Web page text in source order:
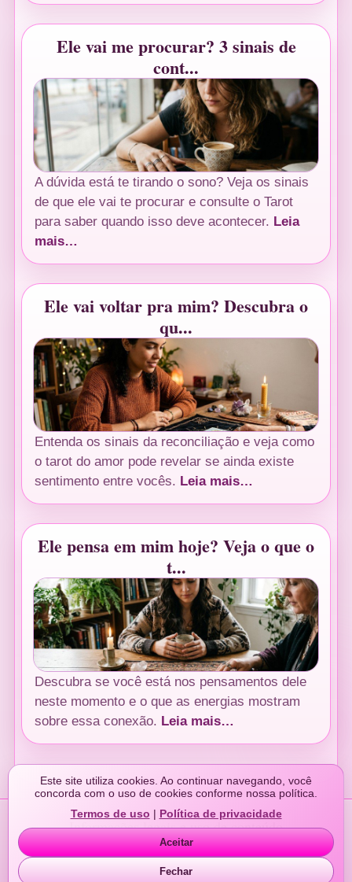
Ele vai me procurar? 3 sinais de
cont...
A dúvida está te tirando o sono? Veja os sinais
de que ele vai te procurar e consulte o Tarot
para saber quando isso deve acontecer. Leia
mais…
Ele vai voltar pra mim? Descubra o
qu...
Entenda os sinais da reconciliação e veja como
o tarot do amor pode revelar se ainda existe
sentimento entre vocês. Leia mais…
Ele pensa em mim hoje? Veja o que o
t...
Descubra se você está nos pensamentos dele
neste momento e o que as energias mostram
sobre essa conexão. Leia mais…
Informações legais e uso de conteúdo
Termos de usoePolítica de privacidade.
www.tarotdoamoronline.blog.br
https://www.comercialweb.com.br
Este site utiliza cookies. Ao continuar navegando, você
concorda com o uso de cookies conforme nossa política.
Termos de uso | Política de privacidade
Aceitar
Fechar